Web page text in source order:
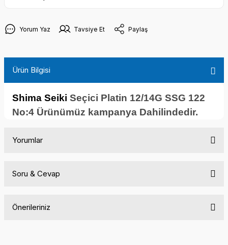
Yorum Yaz Tavsiye Et Paylaş
Ürün Bilgisi
Shima Seiki Seçici Platin 12/14G SSG 122
No:4 Ürünümüz kampanya Dahilindedir.
Yorumlar
Soru & Cevap
Önerileriniz